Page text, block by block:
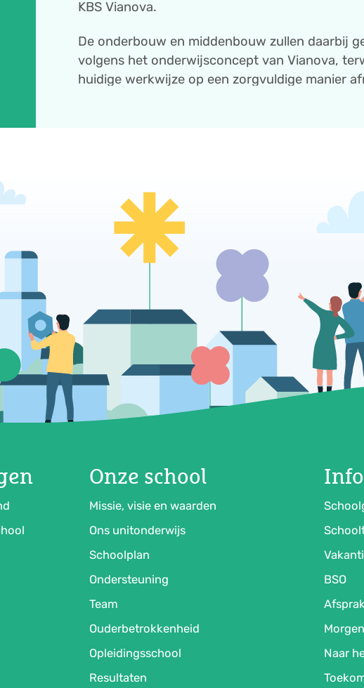
KBS Vianova.
De onderbouw en middenbouw zullen daarbij
volgens het onderwijsconcept van Vianova,
huidige werkwijze op een zorgvuldige manier
Onze school
Missie, visie en waarden
Ons unitonderwijs
Schoolplan
Ondersteuning
Team
Ouderbetrokkenheid
Opleidingsschool
Resultaten
BSO
Naar